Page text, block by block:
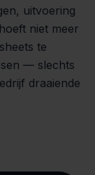
uitvoering
niet meer
te
— slechts
draaiende